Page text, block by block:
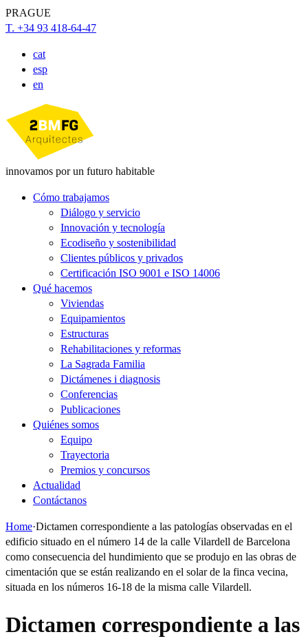
PRAGUE
T. +34 93 418-64-47
cat
esp
en
innovamos por un futuro habitable
Cómo trabajamos
Diálogo y servicio
Innovación y tecnología
Ecodiseño y sostenibilidad
Clientes públicos y privados
Certificación ISO 9001 e ISO 14006
Qué hacemos
Viviendas
Equipamientos
Estructuras
Rehabilitaciones y reformas
La Sagrada Familia
Dictámenes i diagnosis
Conferencias
Publicaciones
Quiénes somos
Equipo
Trayectoria
Premios y concursos
Actualidad
Contáctanos
Home·Dictamen correspondiente a las patologías observadas en el
edificio situado en el número 14 de la calle Vilardell de Barcelona
como consecuencia del hundimiento que se produjo en las obras de
cimentación que se están realizando en el solar de la finca vecina,
situada en los números 16-18 de la misma calle Vilardell.
Dictamen correspondiente a las